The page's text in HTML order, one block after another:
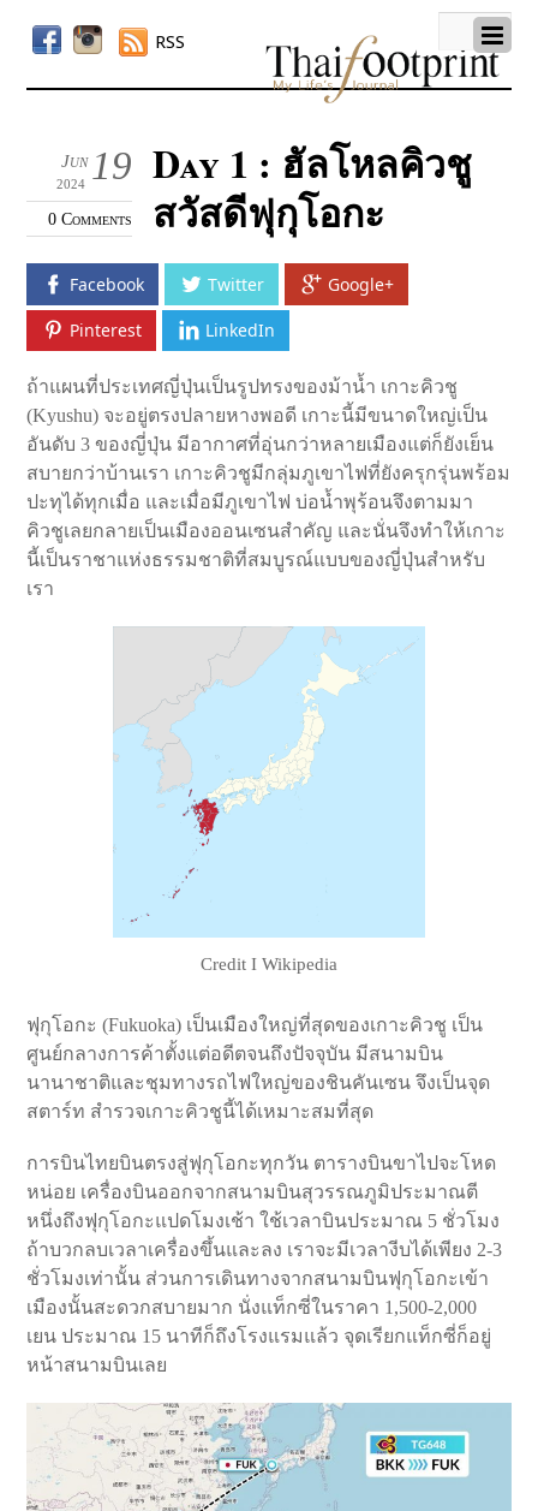
RSS
19
Jun
2024
0 Comments
Day 1 : ฮัลโหลคิวชู
สวัสดีฟุกุโอกะ
Facebook Twitter Google+
Pinterest LinkedIn
ถ้าแผนที่ประเทศญี่ปุ่นเป็นรูปทรงของม้าน้ำ เกาะคิวชู
(Kyushu) จะอยู่ตรงปลายหางพอดี เกาะนี้มีขนาดใหญ่เป็น
อันดับ 3 ของญี่ปุ่น มีอากาศที่อุ่นกว่าหลายเมืองแต่ก็ยังเย็น
สบายกว่าบ้านเรา เกาะคิวชูมีกลุ่มภูเขาไฟที่ยังครุกรุ่นพร้อม
ปะทุได้ทุกเมื่อ และเมื่อมีภูเขาไฟ บ่อน้ำพุร้อนจึงตามมา
คิวชูเลยกลายเป็นเมืองออนเซนสำคัญ และนั่นจึงทำให้เกาะ
นี้เป็นราชาแห่งธรรมชาติที่สมบูรณ์แบบของญี่ปุ่นสำหรับ
เรา
Credit I Wikipedia
ฟุกุโอกะ (Fukuoka) เป็นเมืองใหญ่ที่สุดของเกาะคิวชู เป็น
ศูนย์กลางการค้าตั้งแต่อดีตจนถึงปัจจุบัน มีสนามบิน
นานาชาติและชุมทางรถไฟใหญ่ของชินคันเซน จึงเป็นจุด
สตาร์ท สำรวจเกาะคิวชูนี้ได้เหมาะสมที่สุด
การบินไทยบินตรงสู่ฟุกุโอกะทุกวัน ตารางบินขาไปจะโหด
หน่อย เครื่องบินออกจากสนามบินสุวรรณภูมิประมาณตี
หนึ่งถึงฟุกุโอกะแปดโมงเช้า ใช้เวลาบินประมาณ 5 ชั่วโมง
ถ้าบวกลบเวลาเครื่องขึ้นและลง เราจะมีเวลางีบได้เพียง 2-3
ชั่วโมงเท่านั้น ส่วนการเดินทางจากสนามบินฟุกุโอกะเข้า
เมืองนั้นสะดวกสบายมาก นั่งแท็กซี่ในราคา 1,500-2,000
เยน ประมาณ 15 นาทีก็ถึงโรงแรมแล้ว จุดเรียกแท็กซี่ก็อยู่
หน้าสนามบินเลย